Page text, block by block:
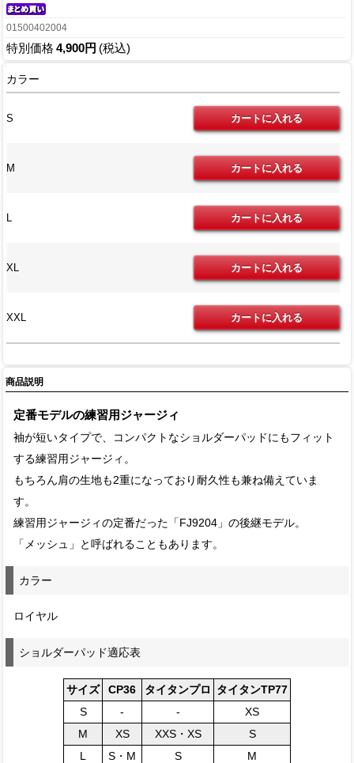
01500402004
特別価格 4,900円 (税込)
カラー
S
M
L
XL
XXL
商品説明
定番モデルの練習用ジャージィ
袖が短いタイプで、コンパクトなショルダーパッドにもフィット
する練習用ジャージィ。
もちろん肩の生地も2重になっており耐久性も兼ね備えていま
す。
練習用ジャージィの定番だった「FJ9204」の後継モデル。
「メッシュ」と呼ばれることもあります。
カラー
ロイヤル
ショルダーパッド適応表
サイズ CP36 タイタンプロ
タイタンTP77
S
- -
XS
M
XS XXS・XS
S
L
S・M S
M